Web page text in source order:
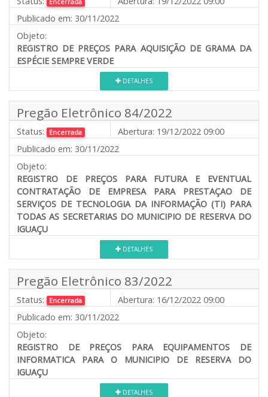
Publicado em: 30/11/2022
Objeto:
REGISTRO DE PREÇOS PARA AQUISIÇÃODE GRAMA DA
ESPÉCIE SEMPRE VERDE
DETALHES
Pregão Eletrônico 84/2022
Status: Encerrada Abertura: 19/12/2022 09:00
Publicado em: 30/11/2022
Objeto:
REGISTRO DE PREÇOS PARA FUTURA E EVENTUAL
CONTRATAÇÃO DE EMPRESA PARA PRESTAÇAO DE
SERVIÇOS DE TECNOLOGIA DA INFORMAÇÃO (TI) PARA
TODAS AS SECRETARIAS DO MUNICIPIO DE RESERVA DO
IGUAÇU
DETALHES
Pregão Eletrônico 83/2022
Status: Encerrada Abertura: 16/12/2022 09:00
Publicado em: 30/11/2022
Objeto:
REGISTRO DE PREÇOS PARA EQUIPAMENTOS DE
INFORMATICA PARA O MUNICIPIO DE RESERVA DO
IGUAÇU
DETALHES